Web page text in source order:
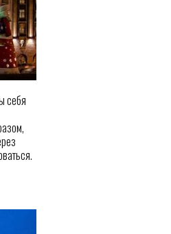
себя